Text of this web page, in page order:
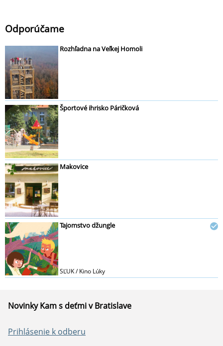
Odporúčame
Rozhľadna na Veľkej Homoli
Športové ihrisko Páričková
Makovice
Tajomstvo džungle
SĽUK / Kino Lúky
Novinky Kam s deťmi v Bratislave
Prihlásenie k odberu